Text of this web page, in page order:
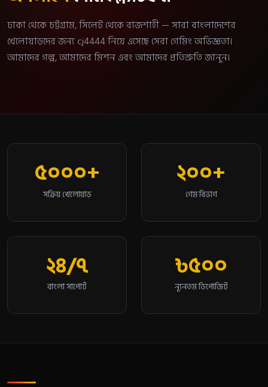
ঢাকা থেকে চট্টগ্রাম, সিলেট থেকে রাজশাহী — সারা বাংলাদেশের
খেলোয়াড়দের জন্য cj4444 নিয়ে এসেছে সেরা গেমিং অভিজ্ঞতা।
আমাদের গল্প, আমাদের মিশন এবং আমাদের প্রতিশ্রুতি জানুন।
৫০০০+
সক্রিয় খেলোয়াড়
২০০+
গেম বিভাগ
২৪/৭
বাংলা সাপোর্ট
৳৫০০
ন্যূনতম ডিপোজিট